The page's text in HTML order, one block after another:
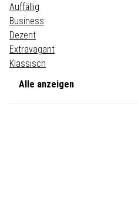
Auffällig
Business
Dezent
Extravagant
Klassisch
Alle anzeigen